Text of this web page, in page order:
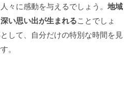
々に感動を与えるでしょう。 地域
い思い出が生まれることでしょ
して、自分だけの特別な時間を見
。